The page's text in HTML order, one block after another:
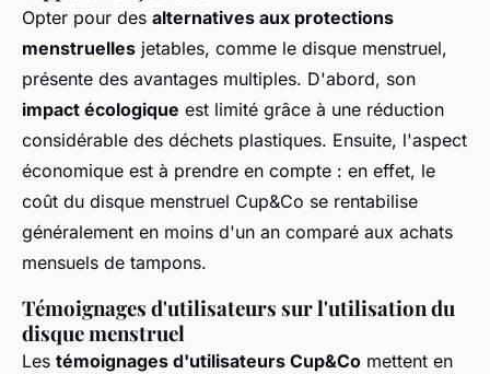
Opter pour des alternatives aux protections
menstruelles jetables, comme le disque menstruel,
présente des avantages multiples. D'abord, son
impact écologique est limité grâce à une réduction
considérable des déchets plastiques. Ensuite, l'aspect
économique est à prendre en compte : en effet, le
coût du disque menstruel Cup&Co se rentabilise
généralement en moins d'un an comparé aux achats
mensuels de tampons.
Témoignages d'utilisateurs sur l'utilisation du
disque menstruel
Les témoignages d'utilisateurs Cup&Co mettent en